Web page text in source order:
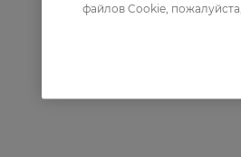
файлов Cookie,